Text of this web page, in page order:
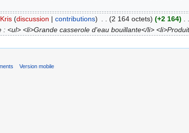
Kris (discussion | contributions) (2 164 octets) (+2 164)
<ul> <li>Grande casserole d'eau bouillante</li>
Version mobile